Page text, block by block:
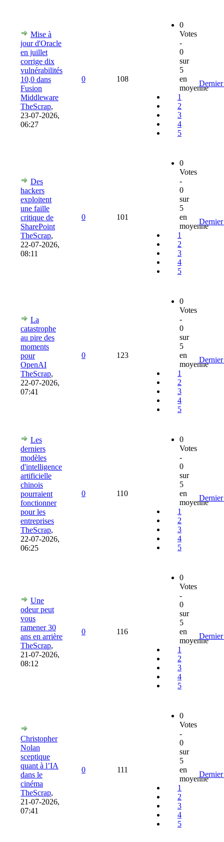
Mise à
jour d'Oracle
en juillet
corrige dix
vulnérabilités
10,0 dans
Fusion
Middleware
TheScrap,
23-07-2026,
06:27
0 108
0
Votes
-
0
sur
5
en
moyenne
1
2
3
4
5
Dernier
Des
hackers
exploitent
une faille
critique de
SharePoint
TheScrap,
22-07-2026,
08:11
0 101
0
Votes
-
0
sur
5
en
moyenne
1
2
3
4
5
Dernier
La
catastrophe
au pire des
moments
pour
OpenAI
TheScrap,
22-07-2026,
07:41
0 123
0
Votes
-
0
sur
5
en
moyenne
1
2
3
4
5
Dernier
Les
derniers
modèles
d'intelligence
artificielle
chinois
pourraient
fonctionner
pour les
entreprises
TheScrap,
22-07-2026,
06:25
0 110
0
Votes
-
0
sur
5
en
moyenne
1
2
3
4
5
Dernier
Une
odeur peut
vous
ramener 30
ans en arrière
TheScrap,
21-07-2026,
08:12
0 116
0
Votes
-
0
sur
5
en
moyenne
1
2
3
4
5
Dernier
Christopher
Nolan
sceptique
quant à l’IA
dans le
cinéma
TheScrap,
21-07-2026,
07:41
0 111
0
Votes
-
0
sur
5
en
moyenne
1
2
3
4
5
Dernier